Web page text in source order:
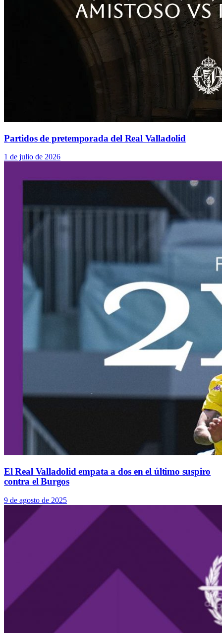
Partidos de pretemporada del Real Valladolid
1 de julio de 2026
El Real Valladolid empata a dos en el último suspiro
contra el Burgos
9 de agosto de 2025